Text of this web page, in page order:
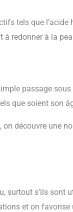
tels que
redonner à la
passage
que soient son
découvre une
surtout s’ils sont
et on